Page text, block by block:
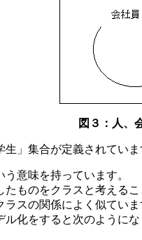
図３：人、
」集合が定義されてい
意味を持っています。
ものをクラスと考える
スの関係によく似ていま
化をすると次のようにな